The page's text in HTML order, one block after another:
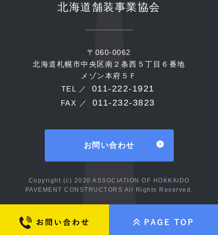
北海道舗装事業協会
〒060-0062
北海道札幌市中央区南２条西５丁目６番地
メゾン本府５Ｆ
TEL ／
011-222-1921
FAX ／ 011-232-3823
お問い合わせ
Copyright (c) 2020 ASSOCIATION OF HOKKAIDO
PAVEMENT CONSTRUCTORS All Rights Reserved.